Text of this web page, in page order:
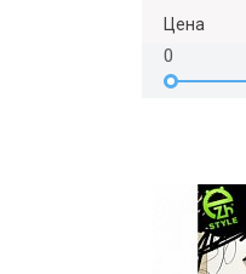
Цена
0